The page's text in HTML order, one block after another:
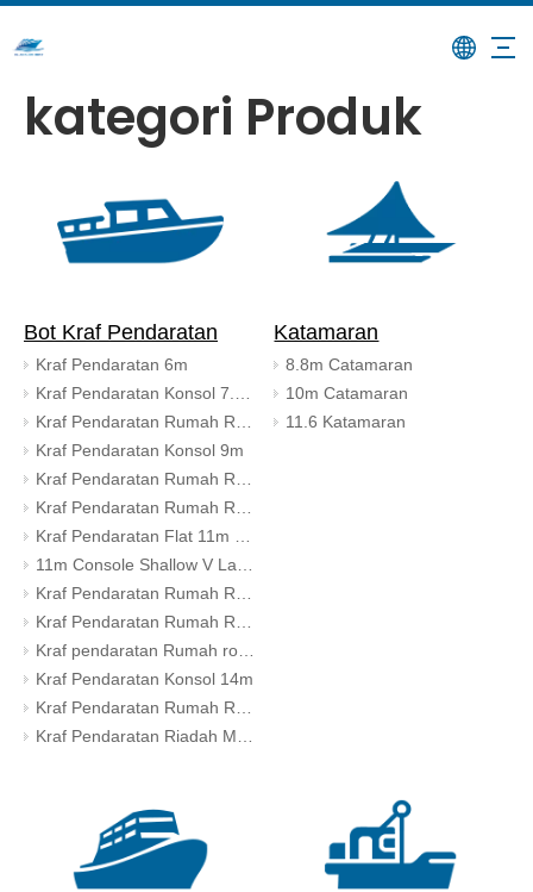
kategori Produk
Bot Kraf Pendaratan
Kraf Pendaratan 6m
Kraf Pendaratan Konsol 9m
Kraf Pendaratan Konsol 14m
Katamaran
8.8m Catamaran
10m Catamaran
11.6 Katamaran